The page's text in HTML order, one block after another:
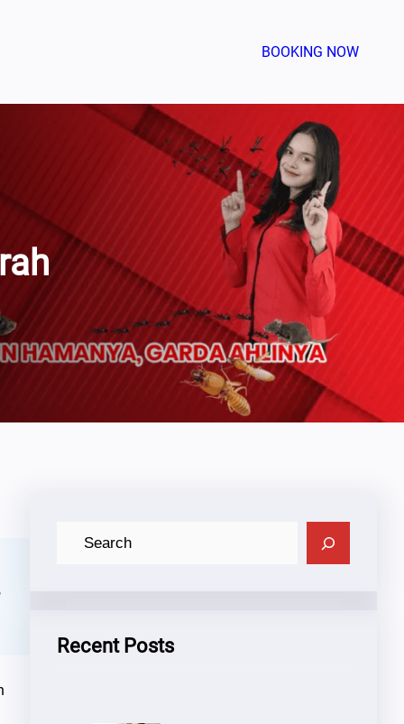
BOOKING NOW
Recent Posts